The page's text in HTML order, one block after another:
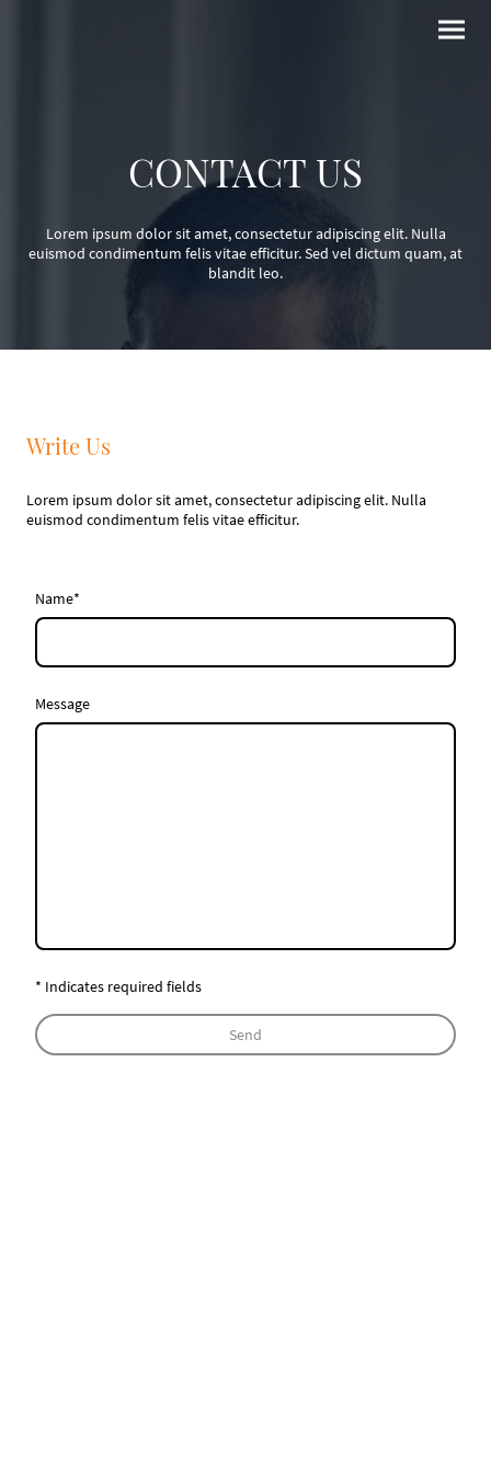
CONTACT US
Lorem ipsum dolor sit amet, consectetur adipiscing elit. Nulla
euismod condimentum felis vitae efficitur. Sed vel dictum quam, at
blandit leo.
Write Us
Lorem ipsum dolor sit amet, consectetur adipiscing elit. Nulla
euismod condimentum felis vitae efficitur.
Name*
Message
* Indicates required fields
Send